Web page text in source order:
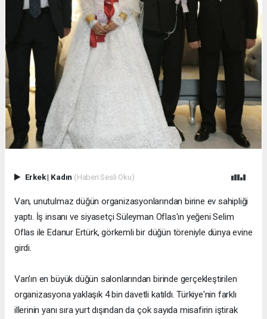
Erkek| Kadın (Haberi Sesli Oku)
Van, unutulmaz düğün organizasyonlarından birine ev sahipliği
yaptı. İş insanı ve siyasetçi Süleyman Oflas'ın yeğeni Selim
Oflas ile Edanur Ertürk, görkemli bir düğün töreniyle dünya evine
girdi.
Van'ın en büyük düğün salonlarından birinde gerçekleştirilen
organizasyona yaklaşık 4 bin davetli katıldı. Türkiye'nin farklı
illerinin yanı sıra yurt dışından da çok sayıda misafirin iştirak